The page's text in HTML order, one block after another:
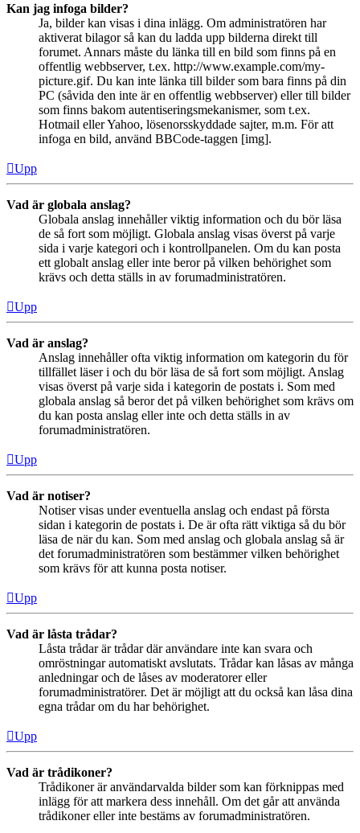
Kan jag infoga bilder?
Ja, bilder kan visas i dina inlägg. Om administratören har
aktiverat bilagor så kan du ladda upp bilderna direkt till
forumet. Annars måste du länka till en bild som finns på en
offentlig webbserver, t.ex. http://www.example.com/my-
picture.gif. Du kan inte länka till bilder som bara finns på din
PC (såvida den inte är en offentlig webbserver) eller till bilder
som finns bakom autentiseringsmekanismer, som t.ex.
Hotmail eller Yahoo, lösenorsskyddade sajter, m.m. För att
infoga en bild, använd BBCode-taggen [img].
Upp
Vad är globala anslag?
Globala anslag innehåller viktig information och du bör läsa
de så fort som möjligt. Globala anslag visas överst på varje
sida i varje kategori och i kontrollpanelen. Om du kan posta
ett globalt anslag eller inte beror på vilken behörighet som
krävs och detta ställs in av forumadministratören.
Upp
Vad är anslag?
Anslag innehåller ofta viktig information om kategorin du för
tillfället läser i och du bör läsa de så fort som möjligt. Anslag
visas överst på varje sida i kategorin de postats i. Som med
globala anslag så beror det på vilken behörighet som krävs om
du kan posta anslag eller inte och detta ställs in av
forumadministratören.
Upp
Vad är notiser?
Notiser visas under eventuella anslag och endast på första
sidan i kategorin de postats i. De är ofta rätt viktiga så du bör
läsa de när du kan. Som med anslag och globala anslag så är
det forumadministratören som bestämmer vilken behörighet
som krävs för att kunna posta notiser.
Upp
Vad är låsta trådar?
Låsta trådar är trådar där användare inte kan svara och
omröstningar automatiskt avslutats. Trådar kan låsas av många
anledningar och de låses av moderatorer eller
forumadministratörer. Det är möjligt att du också kan låsa dina
egna trådar om du har behörighet.
Upp
Vad är trådikoner?
Trådikoner är användarvalda bilder som kan förknippas med
inlägg för att markera dess innehåll. Om det går att använda
trådikoner eller inte bestäms av forumadministratören.